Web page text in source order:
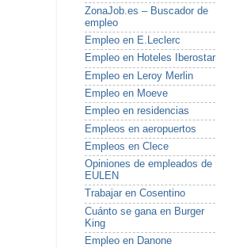
ZonaJob.es – Buscador de
empleo
Empleo en E.Leclerc
Empleo en Hoteles Iberostar
Empleo en Leroy Merlin
Empleo en Moeve
Empleo en residencias
Empleos en aeropuertos
Empleos en Clece
Opiniones de empleados de
EULEN
Trabajar en Cosentino
Cuánto se gana en Burger
King
Empleo en Danone